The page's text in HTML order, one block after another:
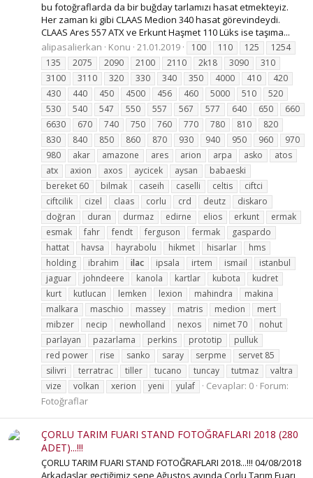
bu fotoğraflarda da bir buğday tarlamızı hasat etmekteyiz.
Her zaman ki gibi CLAAS Medion 340 hasat görevindeydi.
CLAAS Ares 557 ATX ve Erkunt Haşmet 110 Lüks ise taşıma...
alipasalierkan
Konu 21.01.2019 100 110 125
1254
135
2075 2090 2100 2110 2k18 3090
310
3100
3110 320 330 340 350 4000 410
420
430
440 450 4500 456 460 5000 510
520
530
540 547 550 557 567 577 640 650
660
6630
670 740 750 760 770 780 810
820
830
840 850 860 870 930 940 950 960
970
980
akar amazone ares arion arpa asko
atos
atx
axion axos aycicek aysan
babaeski
bereket 60
bilmak caseih caselli celtis
ciftci
ciftcilik
cizel claas corlu crd deutz
diskaro
doğran
duran durmaz edirne elios erkunt
ermak
esmak
fahr fendt ferguson fermak
gaspardo
hattat
havsa hayrabolu hikmet hisarlar
hms
holding
ibrahim ilac ipsala irtem ismail
istanbul
jaguar
johndeere kanola kartlar kubota
kudret
kurt
kutlucan lemken lexion mahindra
makina
malkara
maschio massey matris medion
mert
mibzer
necip newholland nexos nimet 70
nohut
parlayan
pazarlama perkins prototip
pulluk
red power
rise sanko saray serpme
servet 85
silivri
terratrac tiller tucano tuncay tutmaz
valtra
vize
volkan xerion yeni yulaf Cevaplar: 0 Forum:
Fotoğraflar
ÇORLU TARIM FUARI STAND FOTOĞRAFLARI 2018 (280
ADET)...!!!
ÇORLU TARIM FUARI STAND FOTOĞRAFLARI 2018...!!! 04/08/2018
Arkadaşlar geçtiğimiz sene Ağustos ayında Çorlu Tarım Fuarı